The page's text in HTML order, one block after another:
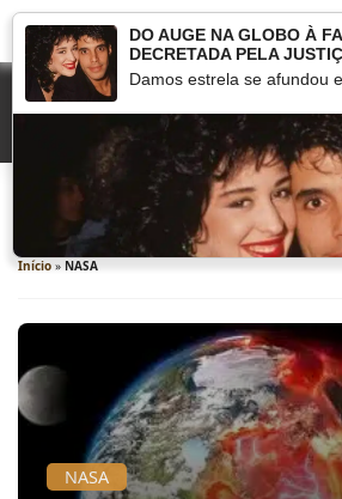
NASA
Início » NASA
NASA
DO AUGE NA GLOBO À
DECRETADA PELA
Damos estrela se afundou